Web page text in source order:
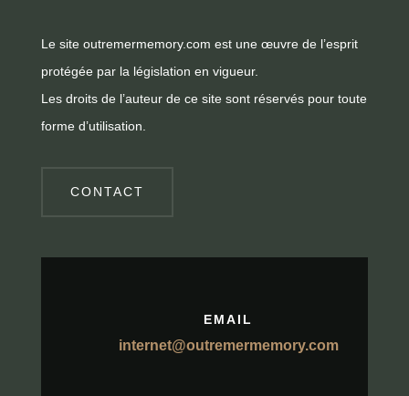
Le site outremermemory.com est une œuvre de l’esprit
protégée par la législation en vigueur.
Les droits de l’auteur de ce site sont réservés pour toute
forme d’utilisation.
CONTACT
EMAIL
internet@outremermemory.com